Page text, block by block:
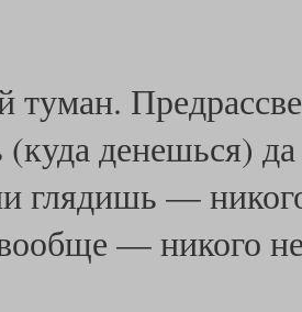
туман.
денешься) да
глядишь —
— никого